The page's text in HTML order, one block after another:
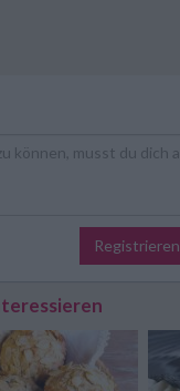
Registrieren